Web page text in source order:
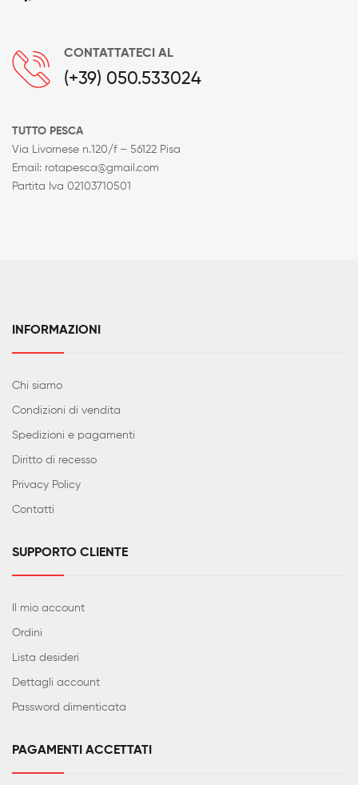
CONTATTATECI AL
(+39) 050.533024
TUTTO PESCA
Via Livornese n.120/f – 56122 Pisa
Email: rotapesca@gmail.com
Partita Iva 02103710501
INFORMAZIONI
Chi siamo
Condizioni di vendita
Spedizioni e pagamenti
Diritto di recesso
Privacy Policy
Contatti
SUPPORTO CLIENTE
Il mio account
Ordini
Lista desideri
Dettagli account
Password dimenticata
PAGAMENTI ACCETTATI